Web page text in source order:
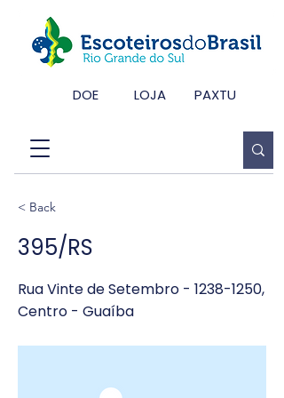
DOE LOJA PAXTU
< Back
395/RS
Rua Vinte de Setembro - 1238-1250,
Centro - Guaíba